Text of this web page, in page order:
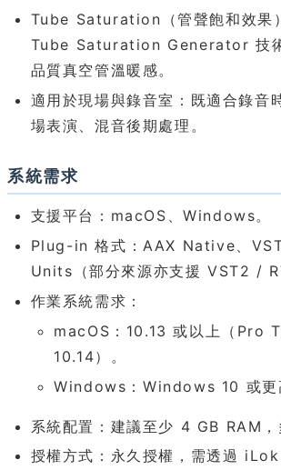
Tube Saturation（管聲飽和效果
Tube Saturation Generator 技
品質真空管溫暖感。
適用於現場與錄音室：既適合錄音
場表演、混音後期處理。
系統需求
支援平台：macOS、Windows。
Plug-in 格式：AAX Native、
Units（部分來源亦支援 VST2 /
作業系統需求：
macOS：10.13 或以上（Pro
10.14）。
Windows：Windows 10 或更
系統配置：建議至少 4 GB RAM，
授權方式：永久授權，需透過